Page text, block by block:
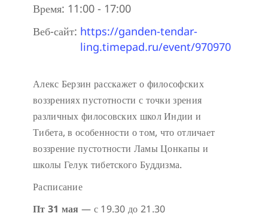
Время: 11:00 - 17:00
Веб-сайт: https://ganden-tendar-
ling.timepad.ru/event/970970
Алекс Берзин расскажет о философских
воззрениях пустотности с точки зрения
различных филосовских школ Индии и
Тибета, в особенности о том, что отличает
воззрение пустотности Ламы Цонкапы и
школы Гелук тибетского Буддизма.
Расписание
Пт 31 мая — с 19.30 до 21.30